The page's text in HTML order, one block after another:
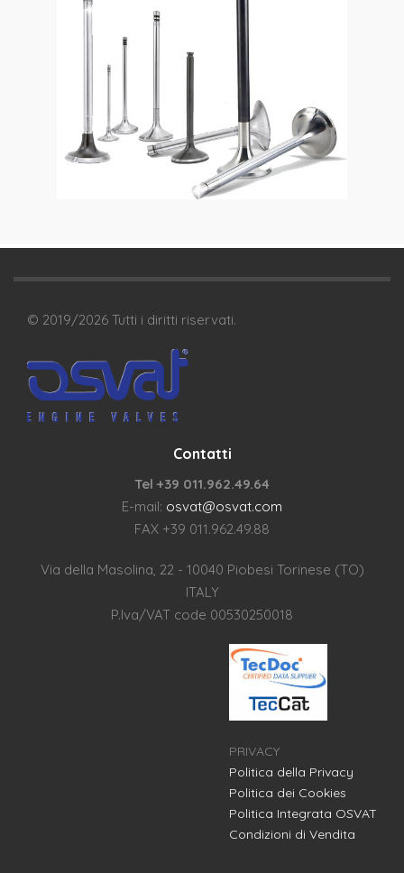
© 2019/2026 Tutti i diritti riservati.
Contatti
Tel +39 011.962.49.64
E-mail: osvat@osvat.com
FAX +39 011.962.49.88
Via della Masolina, 22 - 10040 Piobesi Torinese (TO)
ITALY
P.Iva/VAT code 00530250018
PRIVACY
Politica della Privacy
Politica dei Cookies
Politica Integrata OSVAT
Condizioni di Vendita